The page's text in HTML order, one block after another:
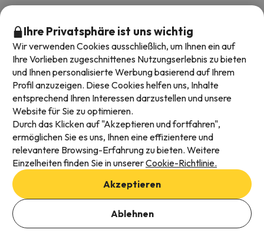
Daten hinzufügen, um Verfügbarkeit zu prüfen
Buchungsdaten auswählen
Verfügbare Zahlungsarten
Impressum und AGBs
Datenschutz
Cookies Richtlinien
Ihre Privatsphäre ist uns wichtig
Wir verwenden Cookies ausschließlich, um Ihnen ein auf
Ihre Vorlieben zugeschnittenes Nutzungserlebnis zu bieten
und Ihnen personalisierte Werbung basierend auf Ihrem
Profil anzuzeigen. Diese Cookies helfen uns, Inhalte
entsprechend Ihren Interessen darzustellen und unsere
Website für Sie zu optimieren.
Durch das Klicken auf "Akzeptieren und fortfahren",
ermöglichen Sie es uns, Ihnen eine effizientere und
relevantere Browsing-Erfahrung zu bieten. Weitere
Einzelheiten finden Sie in unsererCookie-Richtlinie.
Akzeptieren
Ablehnen